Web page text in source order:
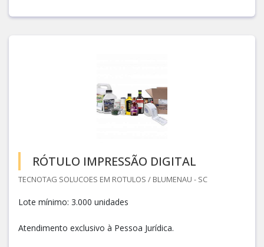
RÓTULO IMPRESSÃO DIGITAL
TECNOTAG SOLUCOES EM ROTULOS / BLUMENAU - SC
Lote mínimo: 3.000 unidades
Atendimento exclusivo à Pessoa Jurídica.